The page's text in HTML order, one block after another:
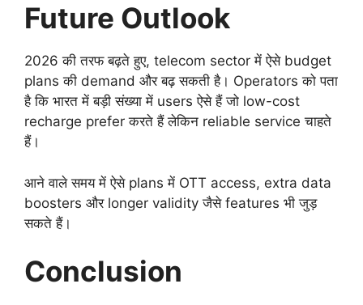
Future Outlook
2026 की तरफ बढ़ते हुए, telecom sector में ऐसे budget
plans की demand और बढ़ सकती है। Operators को पता
है कि भारत में बड़ी संख्या में users ऐसे हैं जो low-cost
recharge prefer करते हैं लेकिन reliable service चाहते
हैं।
आने वाले समय में ऐसे plans में OTT access, extra data
boosters और longer validity जैसे features भी जुड़
सकते हैं।
Conclusion